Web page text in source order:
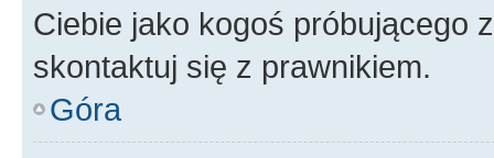
Ciebie jako kogoś próbującego
skontaktuj się z prawnikiem.
Góra